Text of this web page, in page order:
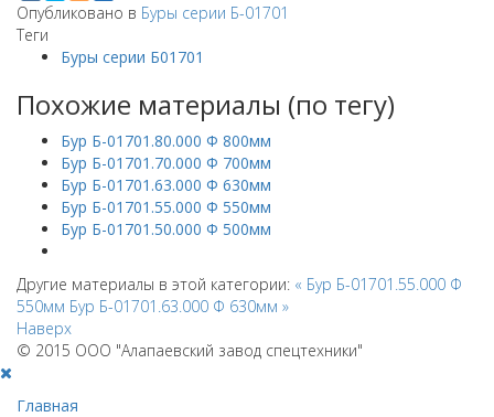
Опубликовано в Буры серии Б-01701
Теги
Буры серии Б01701
Похожие материалы (по тегу)
Бур Б-01701.80.000 Ф 800мм
Бур Б-01701.70.000 Ф 700мм
Бур Б-01701.63.000 Ф 630мм
Бур Б-01701.55.000 Ф 550мм
Бур Б-01701.50.000 Ф 500мм
Другие материалы в этой категории: « Бур Б-01701.55.000 Ф
550мм Бур Б-01701.63.000 Ф 630мм »
Наверх
© 2015 ООО "Алапаевский завод спецтехники"
Главная